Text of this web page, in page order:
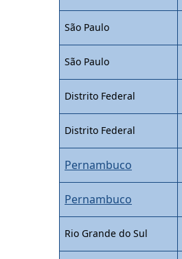
São Paulo
São Paulo
Distrito Federal
Distrito Federal
Pernambuco
Pernambuco
Rio Grande do Sul